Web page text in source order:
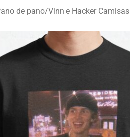
de pano/Vinnie Hacker Camisas